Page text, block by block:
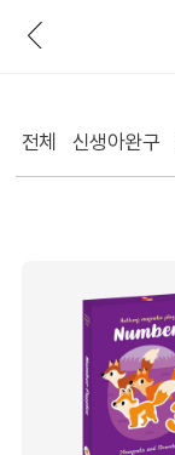
전체 신생아완구